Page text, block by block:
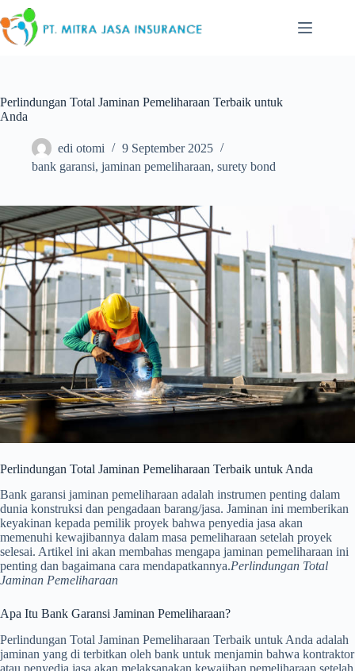
to
content
Perlindungan Total Jaminan Pemeliharaan Terbaik untuk
Anda
edi otomi
9 September 2025
bank garansi, jaminan pemeliharaan, surety bond
Perlindungan Total Jaminan Pemeliharaan Terbaik untuk Anda
Bank garansi jaminan pemeliharaan adalah instrumen penting dalam
dunia konstruksi dan pengadaan barang/jasa. Jaminan ini memberikan
keyakinan kepada pemilik proyek bahwa penyedia jasa akan
memenuhi kewajibannya dalam masa pemeliharaan setelah proyek
selesai. Artikel ini akan membahas mengapa jaminan pemeliharaan ini
penting dan bagaimana cara mendapatkannya.Perlindungan Total
Jaminan Pemeliharaan
Apa Itu Bank Garansi Jaminan Pemeliharaan?
Perlindungan Total Jaminan Pemeliharaan Terbaik untuk Anda adalah
jaminan yang di terbitkan oleh bank untuk menjamin bahwa kontraktor